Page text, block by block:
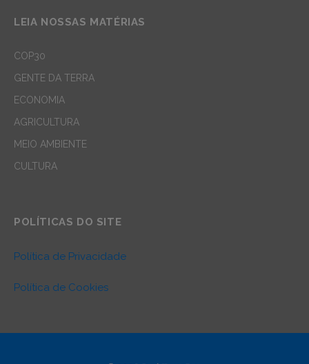
LEIA NOSSAS MATÉRIAS
COP30
GENTE DA TERRA
ECONOMIA
AGRICULTURA
MEIO AMBIENTE
CULTURA
POLÍTICAS DO SITE
Política de Privacidade
Política de Cookies